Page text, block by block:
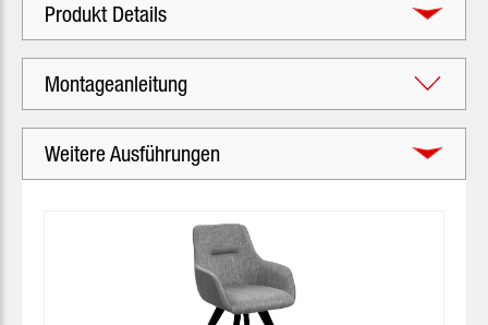
Produkt Details
Montageanleitung
Weitere Ausführungen